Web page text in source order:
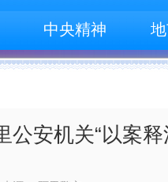
中央精神
公安机关“以案